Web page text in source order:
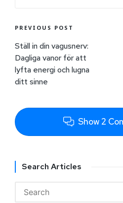
PREVIOUS POST
Ställ in din vagusnerv:
Dagliga vanor för att
lyfta energi och lugna
ditt sinne
Show 2
Search Articles